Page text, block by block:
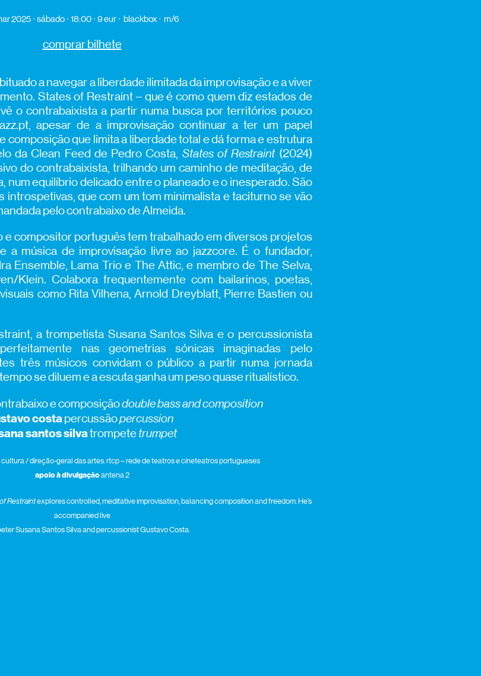
2025 sábado 18:00 9 eur blackbox m/6
comprar bilhete
a navegar a liberdade ilimitada da improvisação e a viver
States of Restraint – que é como quem diz estados de
o contrabaixista a partir numa busca por territórios pouco
apesar de a improvisação continuar a ter um papel
composição que limita a liberdade total e dá forma e estrutura
da Clean Feed de Pedro Costa, States of Restraint(2024)
do contrabaixista, trilhando um caminho de meditação, de
num equilíbrio delicado entre o planeado e o inesperado. São
introspetivas, que com um tom minimalista e taciturno se vão
pelo contrabaixo de Almeida.
e compositor português tem trabalhado em diversos projetos
a música de improvisação livre ao jazzcore. É o fundador,
Ensemble, Lama Trio e The Attic, e membro de The Selva,
Klein. Colabora frequentemente com bailarinos, poetas,
como Rita Vilhena, Arnold Dreyblatt, Pierre Bastien ou
a trompetista Susana Santos Silva e o percussionista
nas geometrias sónicas imaginadas pelo
três músicos convidam o público a partir numa jornada
se diluem e a escuta ganha um peso quase ritualístico.
e composiçãodoublebassandcomposition
costapercussãopercussion
santossilvatrompetetrumpet
/ direção-geral das artes. rtcp – rede de teatros e cineteatros portugueses
apoio à divulgaçãoantena 2
Restraintexplores controlled, meditative improvisation, balancing composition and freedom. He’s
accompanied live
Susana Santos Silva and percussionist Gustavo Costa.